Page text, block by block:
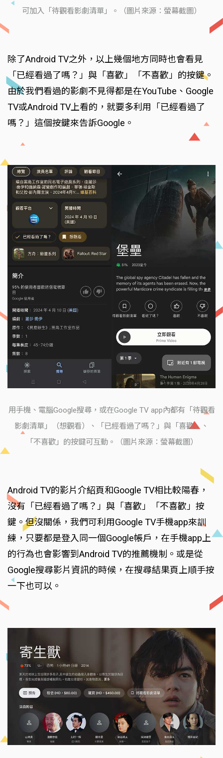
可加入「待觀看影劇清單」。（圖片來源：螢幕截圖）
除了Android TV之外，以上幾個地方同時也會看見
「已經看過了嗎？」與「喜歡」「不喜歡」的按鍵。
由於我們看過的影劇不見得都是在YouTube、Google
TV或Android TV上看的，就要多利用「已經看過了
嗎？」這個按鍵來告訴Google。
用手機、電腦Google搜尋，或在Google TV app內都有「待觀看
影劇清單」（想觀看）、「已經看過了嗎？」與「喜歡」、
「不喜歡」的按鍵可互動。（圖片來源：螢幕截圖）
Android TV的影片介紹頁和Google TV相比較陽春，
沒有「已經看過了嗎？」與「喜歡」「不喜歡」按
鍵。但沒關係，我們可利用Google TV手機app來訓
練，只要都是登入同一個Google帳戶，在手機app上
的行為也會影響到Android TV的推薦機制。或是從
Google搜尋影片資訊的時候，在搜尋結果頁上順手按
一下也可以。